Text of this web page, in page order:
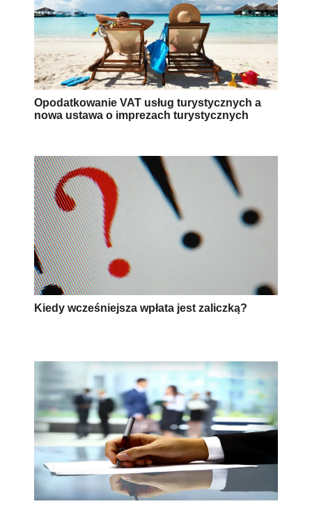
Opodatkowanie VAT usług turystycznych a
nowa ustawa o imprezach turystycznych
Kiedy wcześniejsza wpłata jest zaliczką?